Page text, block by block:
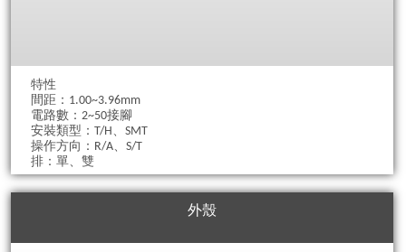
特性
間距：1.00~3.96mm
電路數：2~50接腳
安裝類型：T/H、SMT
操作方向：R/A、S/T
排：單、雙
外殼